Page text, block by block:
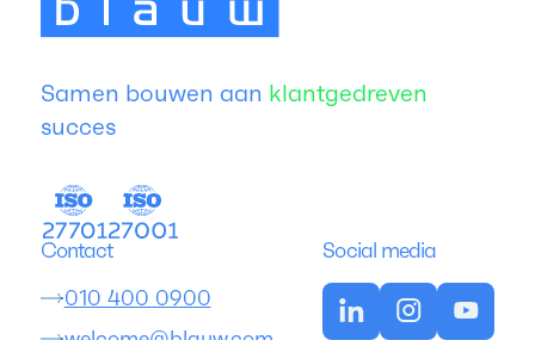
Samen bouwen aan klantgedreven
succes
Contact
010 400 0900
Social media